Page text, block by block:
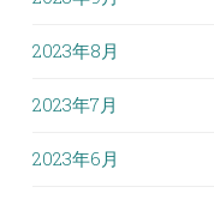
2023年8月
2023年7月
2023年6月